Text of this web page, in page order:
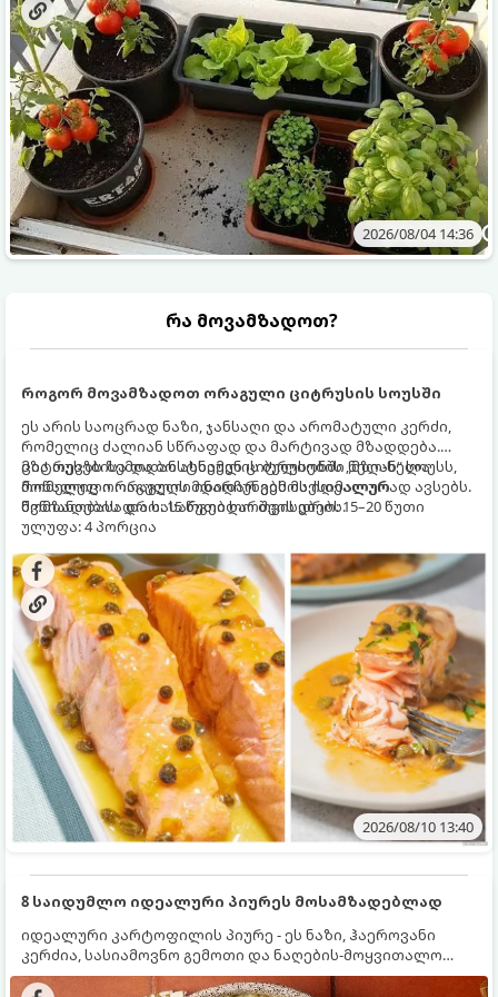
2026/08/04 14:36
რა მოვამზადოთ?
როგორ მოვამზადოთ ორაგული ციტრუსის სოუსში
ეს არის საოცრად ნაზი, ჯანსაღი და არომატული კერძი,
რომელიც ძალიან სწრაფად და მარტივად მზადდება.
ციტრუსებისა და ბოსტნეულის ბულიონში ნელ-ნელა
მოწალული ორაგული ინარჩუნებს მაქსიმალურ
წვნიანობასა და სასარგებლო თვისებებს.
მზა თევზს ზემოდან ასხამენ ციტრუსების „მზიან“ სოუსს,
რომელიც ორაგულის მდიდარ გემოს იდეალურად ავსებს.
მომზადების დრო: 15 წუთი ხარშვის დრო: 15–20 წუთი
ულუფა: 4 პორცია
2026/08/10 13:40
8 საიდუმლო იდეალური პიურეს მოსამზადებლად
იდეალური კარტოფილის პიურე - ეს ნაზი, ჰაეროვანი
კერძია, სასიამოვნო გემოთი და ნაღების-მოყვითალო
ფერით. მისი მომზადება ძალიან მარტივია, მაგრამ